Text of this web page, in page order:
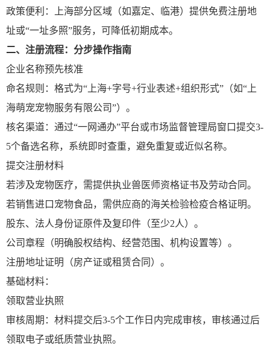
政策便利：上海部分区域（如嘉定、临港）提供免费注册地
址或“一址多照”服务，可降低初期成本。
二、注册流程：分步操作指南
企业名称预先核准
命名规则：格式为“上海+字号+行业表述+组织形式”（如“上
海萌宠宠物服务有限公司”）。
核名渠道：通过“一网通办”平台或市场监督管理局窗口提交3-
5个备选名称，系统即时查重，避免重复或近似名称。
提交注册材料
若涉及宠物医疗，需提供执业兽医师资格证书及劳动合同。
若销售进口宠物食品，需供应商的海关检验检疫合格证明。
股东、法人身份证原件及复印件（至少2人）。
公司章程（明确股权结构、经营范围、机构设置等）。
注册地址证明（房产证或租赁合同）。
基础材料：
领取营业执照
审核周期：材料提交后3-5个工作日内完成审核，审核通过后
领取电子或纸质营业执照。